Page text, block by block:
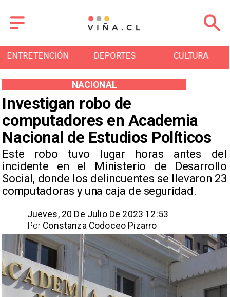
DEPORTES CULTURA TURISMO
Investigan robo de
computadores en Academia
Nacional de Estudios Políticos
Este robo tuvo lugar horas antes del
incidente en el Ministerio de Desarrollo
Social, donde los delincuentes se llevaron 23
computadoras y una caja de seguridad.
NACIONAL
Jueves, 20 De Julio De 2023 12:53
Constanza Codoceo Pizarro
Por